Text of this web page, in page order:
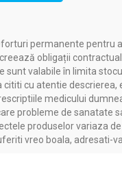
permanente pentru
obligații
sunt valabile în limita
cititi cu atentie
medicului
probleme de sanatate
produselor variaza
vreo boala, adresati-